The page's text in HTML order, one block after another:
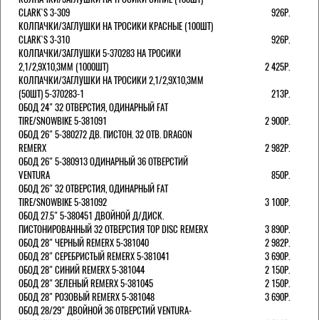
CLARK`S 3-309
926Р.
КОЛПАЧКИ/3АГЛУШКИ НА ТРОСИКИ КРАСНЫЕ (100ШТ)
CLARK`S 3-310
926Р.
КОЛПАЧКИ/3АГЛУШКИ 5-370283 НА ТРОСИКИ
2,1/2,9Х10,3ММ (1000ШТ)
2 425Р.
КОЛПАЧКИ/3АГЛУШКИ НА ТРОСИКИ 2,1/2,9Х10,3ММ
(50ШТ) 5-370283-1
213Р.
ОБОД 24" 32 ОТВЕРСТИЯ, ОДИНАРНЫЙ FAT
TIRE/SNOWBIKE 5-381091
2 900Р.
ОБОД 26" 5-380272 ДВ. ПИСТОН. 32 ОТВ. DRAGON
REMERX
2 982Р.
ОБОД 26" 5-380913 ОДИНАРНЫЙ 36 ОТВЕРСТИЙ
VENTURA
850Р.
ОБОД 26" 32 ОТВЕРСТИЯ, ОДИНАРНЫЙ FAT
TIRE/SNOWBIKE 5-381092
3 100Р.
ОБОД 27.5" 5-380451 ДВОЙНОЙ Д/ДИСК.
ПИСТОНИРОВАННЫЙ 32 ОТВЕРСТИЯ TOP DISC REMERX
3 890Р.
ОБОД 28" ЧЕРНЫЙ REMERX 5-381040
2 982Р.
ОБОД 28" СЕРЕБРИСТЫЙ REMERX 5-381041
3 690Р.
ОБОД 28" СИНИЙ REMERX 5-381044
2 150Р.
ОБОД 28" ЗЕЛЕНЫЙ REMERX 5-381045
2 150Р.
ОБОД 28" РОЗОВЫЙ REMERX 5-381048
3 690Р.
ОБОД 28/29" ДВОЙНОЙ 36 ОТВЕРСТИЙ VENTURA-